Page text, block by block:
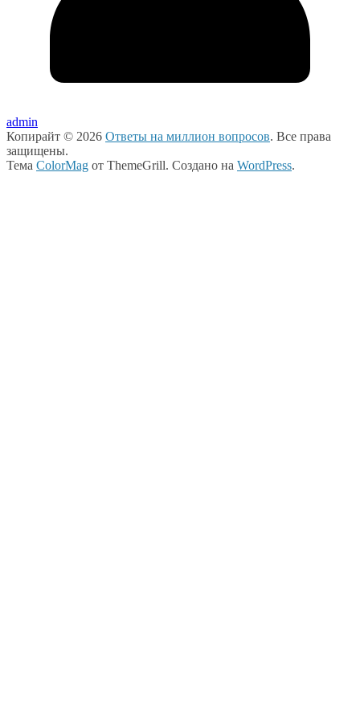
admin
Копирайт © 2026 Ответы на миллион вопросов. Все права
защищены.
Тема ColorMag от ThemeGrill. Создано на WordPress.